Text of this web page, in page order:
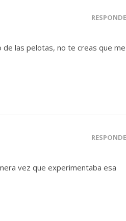
de las pelotas, no te creas que me
vez que experimentaba esa